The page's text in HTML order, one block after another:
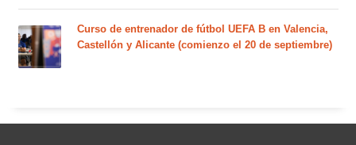
Curso de entrenador de fútbol UEFA B en Valencia,
Castellón y Alicante (comienzo el 20 de septiembre)